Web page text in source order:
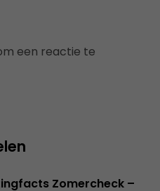
een reactie te
Zomercheck –